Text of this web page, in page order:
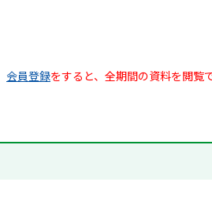
会員登録をすると、全期間の資料を閲覧